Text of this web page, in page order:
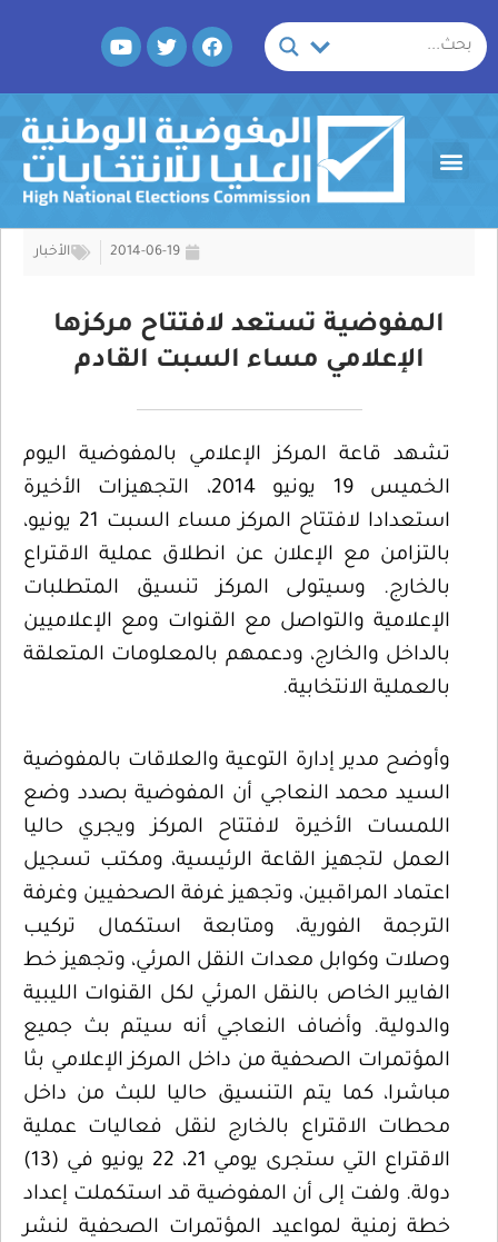
إلى
المحتوى
F
a
e
b
o
o
k
T
w
t
t
e
r
Y
o
t
b
e
Menu
2014-06-19 الأخبار
المفوضية تستعد لافتتاح مركزها
الإعلامي مساء السبت القادم
تشهد قاعة المركز الإعلامي بالمفوضية اليوم
الخميس 19 يونيو 2014، التجهيزات الأخيرة
استعدادا لافتتاح المركز مساء السبت 21 يونيو،
بالتزامن مع الإعلان عن انطلاق عملية الاقتراع
بالخارج. وسيتولى المركز تنسيق المتطلبات
الإعلامية والتواصل مع القنوات ومع الإعلاميين
بالداخل والخارج، ودعمهم بالمعلومات المتعلقة
بالعملية الانتخابية.
وأوضح مدير إدارة التوعية والعلاقات بالمفوضية
السيد محمد النعاجي أن المفوضية بصدد وضع
اللمسات الأخيرة لافتتاح المركز ويجري حاليا
العمل لتجهيز القاعة الرئيسية، ومكتب تسجيل
اعتماد المراقبين، وتجهيز غرفة الصحفيين وغرفة
الترجمة الفورية، ومتابعة استكمال تركيب
وصلات وكوابل معدات النقل المرئي، وتجهيز خط
الفايبر الخاص بالنقل المرئي لكل القنوات الليبية
والدولية. وأضاف النعاجي أنه سيتم بث جميع
المؤتمرات الصحفية من داخل المركز الإعلامي بثا
مباشرا، كما يتم التنسيق حاليا للبث من داخل
محطات الاقتراع بالخارج لنقل فعاليات عملية
الاقتراع التي ستجرى يومي 21، 22 يونيو في (13)
دولة. ولفت إلى أن المفوضية قد استكملت إعداد
خطة زمنية لمواعيد المؤتمرات الصحفية لنشر